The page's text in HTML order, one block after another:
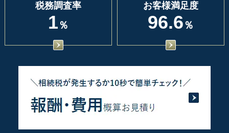
税務調査率
1 ％
お客様満足度
96.6 ％